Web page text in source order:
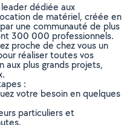
dédiée aux
de matériel, créée en
une communauté de plus
300 000 professionnels.
proche de chez vous un
réaliser toutes vos
aux plus grands projets,
:
votre besoin en quelques
particuliers et